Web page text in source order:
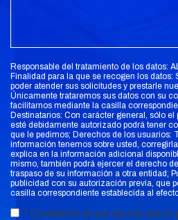
Responsable del tratamiento de los datos:
Finalidad para la que se recogen los datos:
poder atender sus solicitudes y prestarle
Únicamente trataremos sus datos con su
facilitarnos mediante la casilla
Destinatarios: Con carácter general, sólo
esté debidamente autorizado podrá tener
que le pedimos; Derechos de los usuarios:
información tenemos sobre usted,
explica en la información adicional
mismo, también podrá ejercer el derecho
traspaso de su información a otra entidad;
publicidad con su autorización previa, que
casilla correspondiente establecida al
* Consiento el uso de mis